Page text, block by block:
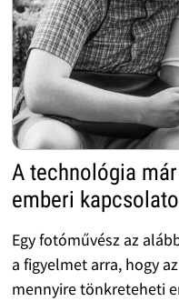
A technológia
emberi
Egy fotóművész az
a figyelmet arra, hogy
mennyire tönkreteheti